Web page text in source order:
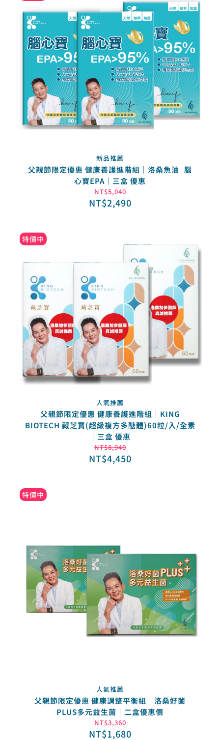
新品推薦
父親節限定優惠 健康養護進階組｜洛桑魚油 腦
心寶EPA｜三盒 優惠
NT$5,040
NT$2,490
特價中
人氣推薦
父親節限定優惠 健康養護進階組｜KING
BIOTECH 藏芝寶(超級複方多醣體)60粒/入/全素
｜三盒 優惠
NT$8,940
NT$4,450
特價中
人氣推薦
父親節限定優惠 健康調整平衡組｜洛桑好菌
PLUS多元益生菌｜二盒優惠價
NT$3,360
NT$1,680